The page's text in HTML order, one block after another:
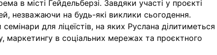
в місті Гейдельберзі. Завдяки участі у проєкті
незважаючи на будь-які виклики сьогодення.
для ліцеїстів, на яких Руслана ділитиметься
в соціальних мережах та проєктного